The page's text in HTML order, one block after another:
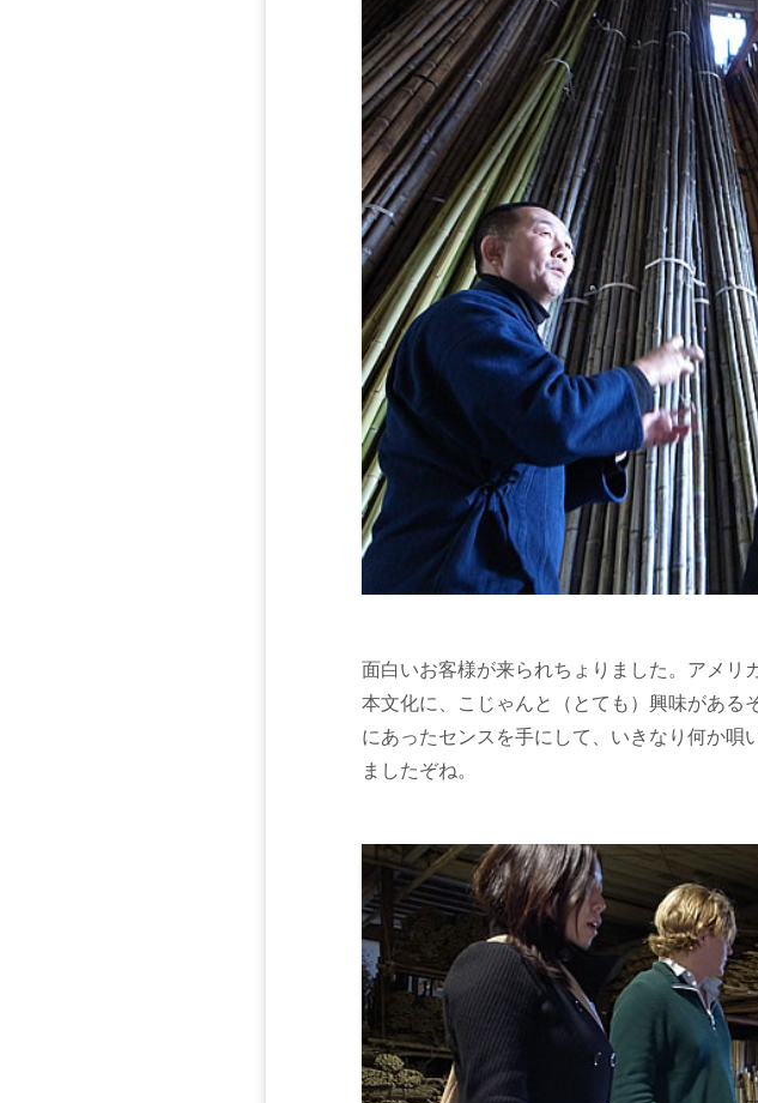
面白いお客様が来られちょりました。アメリ
本文化に、こじゃんと（とても）興味があ
にあったセンスを手にして、いきなり何か唄
ましたぞね。